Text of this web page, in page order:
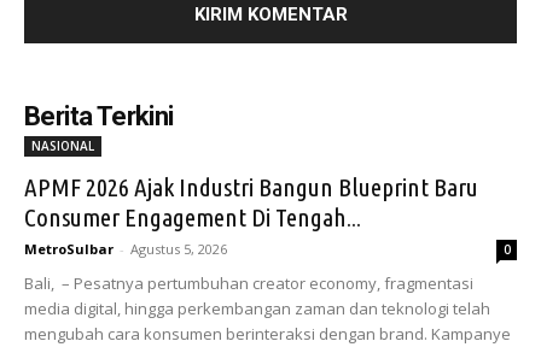
Berita Terkini
NASIONAL
APMF 2026 Ajak Industri Bangun Blueprint Baru
Consumer Engagement Di Tengah...
MetroSulbar - Agustus 5, 2026 0
Bali, – Pesatnya pertumbuhan creator economy, fragmentasi
media digital, hingga perkembangan zaman dan teknologi telah
mengubah cara konsumen berinteraksi dengan brand. Kampanye